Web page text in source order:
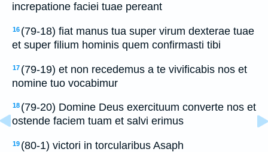
increpatione faciei tuae pereant
16 (79-18) fiat manus tua super virum dexterae tuae
et super filium hominis quem confirmasti tibi
17 (79-19) et non recedemus a te vivificabis nos et
nomine tuo vocabimur
18 (79-20) Domine Deus exercituum converte nos et
ostende faciem tuam et salvi erimus
19 (80-1) victori in torcularibus Asaph